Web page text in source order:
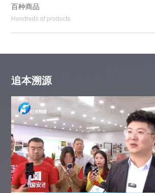
百种商品
Hundreds of products
追本溯源